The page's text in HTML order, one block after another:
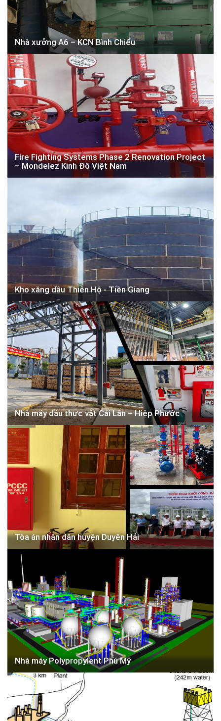
Nhà xưởng A6 – KCN Bình Chiểu
Fire Fighting Systems Phase 2 Renovation Project
– Mondelez Kinh Đô Việt Nam
Kho xăng dầu Thiên Hộ - Tiền Giang
Nhà máy dầu thực vật Cái Lân – Hiệp Phước
Tòa án nhân dân huyện Duyên Hải
Nhà máy Polypropylent Phú Mỹ